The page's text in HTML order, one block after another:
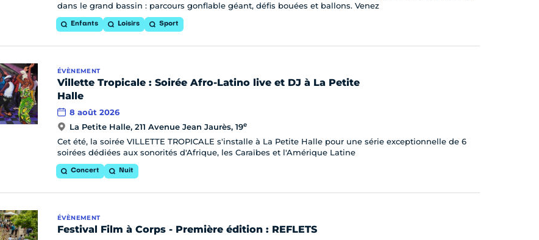
dans le grand bassin : parcours gonflable géant, défis bouées et ballons. Venez
Enfants Loisirs Sport
ÉVÈNEMENT
Villette Tropicale : Soirée Afro-Latino live et DJ à La Petite
Halle
8 août 2026
La Petite Halle, 211 Avenue Jean Jaurès, 19e
Cet été, la soirée VILLETTE TROPICALE s'installe à La Petite Halle pour une série exceptionnelle de 6
soirées dédiées aux sonorités d'Afrique, les Caraïbes et l'Amérique Latine
Concert Nuit
ÉVÈNEMENT
Festival Film à Corps - Première édition : REFLETS